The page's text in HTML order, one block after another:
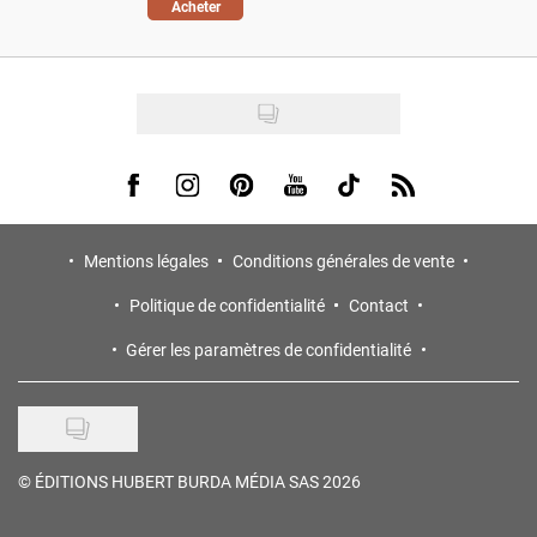
Acheter
Visit us on Facebook
Visit us on Instagram
Visit us on Pinterest
Visit us on Youtube
Visit us on Tiktok
Visit us on Rss
Mentions légales
Conditions générales de vente
Politique de confidentialité
Contact
Gérer les paramètres de confidentialité
© ÉDITIONS HUBERT BURDA MÉDIA SAS 2026